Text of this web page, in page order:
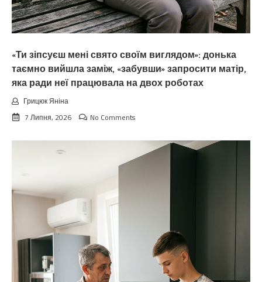
«Ти зіпсуєш мені свято своїм виглядом»: донька
таємно вийшла заміж, «забувши» запросити матір,
яка ради неї працювала на двох роботах
Грицюк Яніна
7 Липня, 2026
No Comments